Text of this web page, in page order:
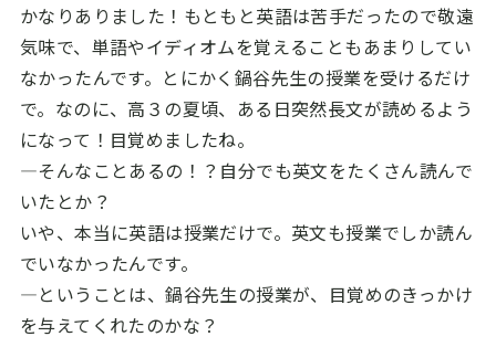
かなりありました！もともと英語は苦手だったので敬遠
気味で、単語やイディオムを覚えることもあまりしてい
なかったんです。とにかく鍋谷先生の授業を受けるだけ
で。なのに、高３の夏頃、ある日突然長文が読めるよう
になって！目覚めましたね。
―そんなことあるの！？自分でも英文をたくさん読んで
いたとか？
いや、本当に英語は授業だけで。英文も授業でしか読ん
でいなかったんです。
―ということは、鍋谷先生の授業が、目覚めのきっかけ
を与えてくれたのかな？